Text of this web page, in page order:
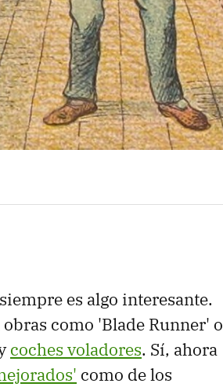
es algo interesante.
como 'Blade Runner' o
coches voladores. Sí, ahora
como de los